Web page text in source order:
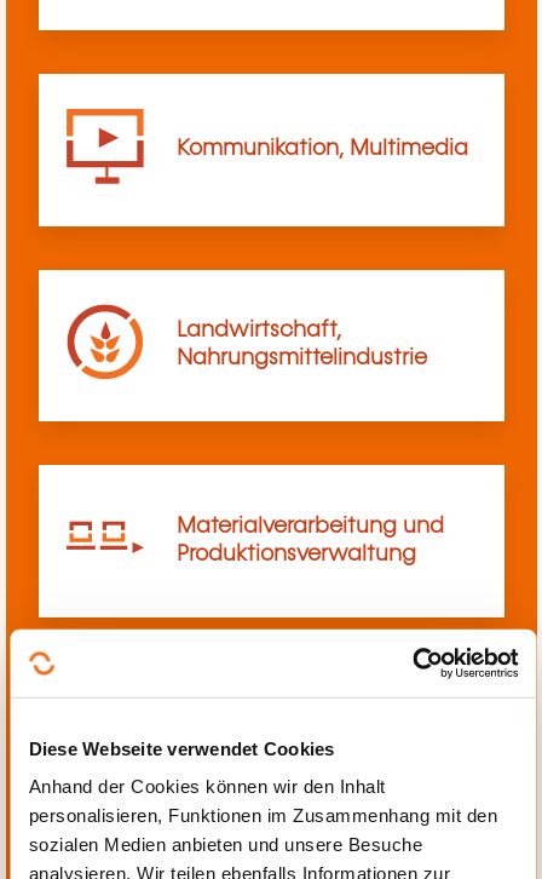
Diese Webseite verwendet Cookies
Anhand der Cookies können wir den Inhalt
personalisieren, Funktionen im Zusammenhang mit den
sozialen Medien anbieten und unsere Besuche
analysieren. Wir teilen ebenfalls Informationen zur
Kommunikation, Multimedia
Landwirtschaft,
Nahrungsmittelindustrie
Materialverarbeitung und
Produktionsverwaltung
Automatisierung